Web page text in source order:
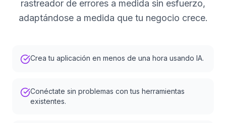
rastreador de errores a medida sin esfuerzo,
adaptándose a medida que tu negocio crece.
Crea tu aplicación en menos de una hora usando IA.
Conéctate sin problemas con tus herramientas
existentes.